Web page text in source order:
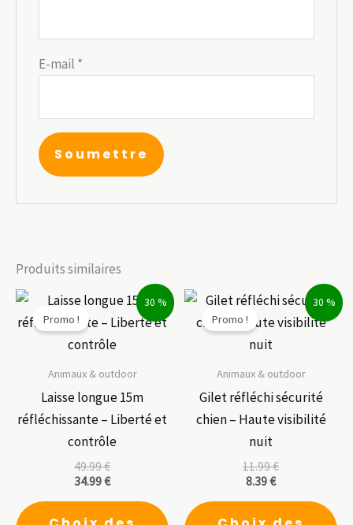
E-mail *
Produits similaires
30 %
Promo !
Animaux & outdoor
Laisse longue 15m
réfléchissante – Liberté et
contrôle
49.99€
34.99€
30 %
Promo !
Animaux & outdoor
Gilet réfléchi sécurité
chien – Haute visibilité
nuit
11.99€
8.39€